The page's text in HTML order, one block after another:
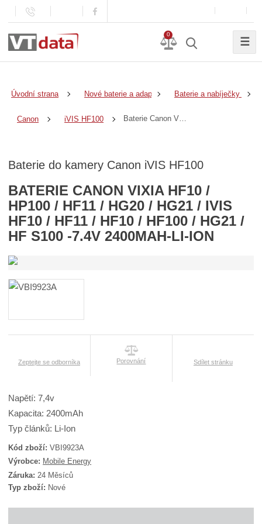
0
☰
Úvodní strana Nové baterie a adaptéry Baterie a nabíječky do
Canon iVIS HF100 Baterie Canon VIXIA HF10 / HP100 / HF11 / HG20 / HG21 / IVIS HF10 / HF11 / HF10 / HF100 / HG21 / HF S100 -7.4v 2400mAh-Li-Ion
Baterie do kamery Canon iVIS HF100
BATERIE CANON VIXIA HF10 /
HP100 / HF11 / HG20 / HG21 / IVIS
HF10 / HF11 / HF10 / HF100 / HG21 /
HF S100 -7.4V 2400MAH-LI-ION
Zeptejte se odborníka Porovnání Sdílet stránku
Napětí: 7,4v
Kapacita: 2400mAh
Typ článků: Li-Ion
Kód zboží:VBI9923A
K
ó
d
d
d
Výrobce: Mobile Energy
Záruka: 24 Měsíců
Typ zboží: Nové